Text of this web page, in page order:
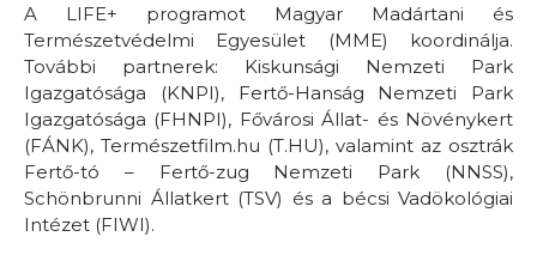
A LIFE+ programot Magyar Madártani és
Természetvédelmi Egyesület (MME) koordinálja.
További partnerek: Kiskunsági Nemzeti Park
Igazgatósága (KNPI), Fertő-Hanság Nemzeti Park
Igazgatósága (FHNPI), Fővárosi Állat- és Növénykert
(FÁNK), Természetfilm.hu (T.HU), valamint az osztrák
Fertő-tó – Fertő-zug Nemzeti Park (NNSS),
Schönbrunni Állatkert (TSV) és a bécsi Vadökológiai
Intézet (FIWI).